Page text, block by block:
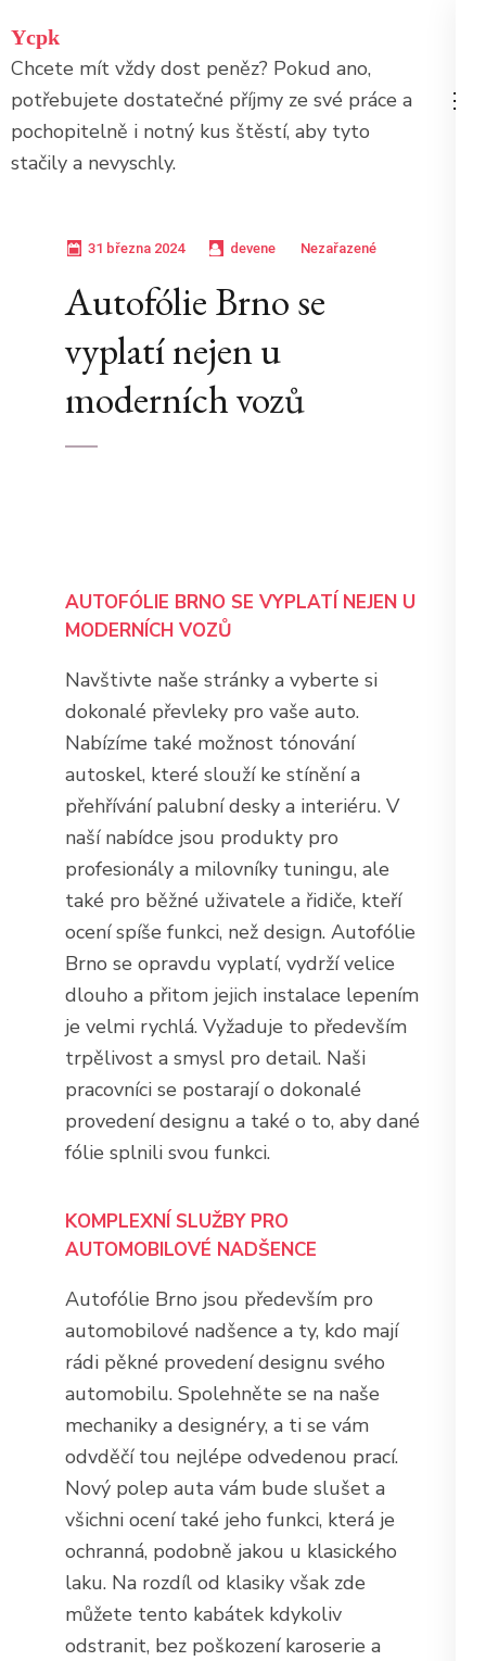
na
obsah
(stiskněte
Enter)
Ycpk
Chcete mít vždy dost peněz? Pokud ano,
potřebujete dostatečné příjmy ze své práce a
pochopitelně i notný kus štěstí, aby tyto
stačily a nevyschly.
31 března 2024 devene Nezařazené
Autofólie Brno se
vyplatí nejen u
moderních vozů
AUTOFÓLIE BRNO SE VYPLATÍ NEJEN U
MODERNÍCH VOZŮ
Navštivte naše stránky a vyberte si
dokonalé převleky pro vaše auto.
Nabízíme také možnost tónování
autoskel, které slouží ke stínění a
přehřívání palubní desky a interiéru. V
naší nabídce jsou produkty pro
profesionály a milovníky tuningu, ale
také pro běžné uživatele a řidiče, kteří
ocení spíše funkci, než design. Autofólie
Brno se opravdu vyplatí, vydrží velice
dlouho a přitom jejich instalace lepením
je velmi rychlá. Vyžaduje to především
trpělivost a smysl pro detail. Naši
pracovníci se postarají o dokonalé
provedení designu a také o to, aby dané
fólie splnili svou funkci.
KOMPLEXNÍ SLUŽBY PRO
AUTOMOBILOVÉ NADŠENCE
Autofólie Brno jsou především pro
automobilové nadšence a ty, kdo mají
rádi pěkné provedení designu svého
automobilu. Spolehněte se na naše
mechaniky a designéry, a ti se vám
odvděčí tou nejlépe odvedenou prací.
Nový polep auta vám bude slušet a
všichni ocení také jeho funkci, která je
ochranná, podobně jakou u klasického
laku. Na rozdíl od klasiky však zde
můžete tento kabátek kdykoliv
odstranit, bez poškození karoserie a